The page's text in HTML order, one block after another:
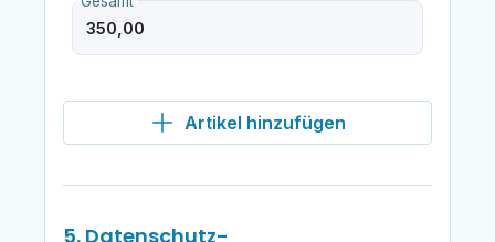
Artikel hinzufügen
5. Datenschutz-